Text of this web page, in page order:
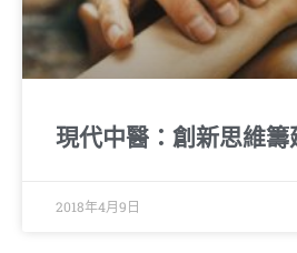
現代中醫：創新思維籌
2018年4月9日